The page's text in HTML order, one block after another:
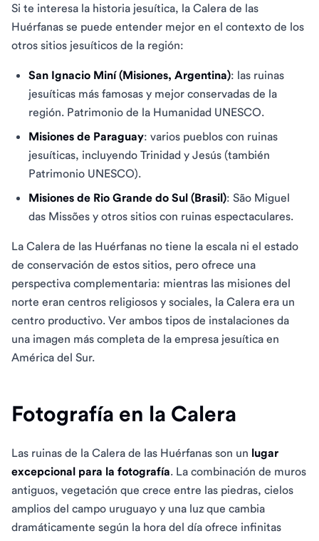
Si te interesa la historia jesuítica, la Calera de las
Huérfanas se puede entender mejor en el contexto de los
otros sitios jesuíticos de la región:
San Ignacio Miní (Misiones, Argentina): las ruinas
jesuíticas más famosas y mejor conservadas de la
región. Patrimonio de la Humanidad UNESCO.
Misiones de Paraguay: varios pueblos con ruinas
jesuíticas, incluyendo Trinidad y Jesús (también
Patrimonio UNESCO).
Misiones de Rio Grande do Sul (Brasil): São Miguel
das Missões y otros sitios con ruinas espectaculares.
La Calera de las Huérfanas no tiene la escala ni el estado
de conservación de estos sitios, pero ofrece una
perspectiva complementaria: mientras las misiones del
norte eran centros religiosos y sociales, la Calera era un
centro productivo. Ver ambos tipos de instalaciones da
una imagen más completa de la empresa jesuítica en
América del Sur.
Fotografía en la Calera
Las ruinas de la Calera de las Huérfanas son un lugar
excepcional para la fotografía. La combinación de muros
antiguos, vegetación que crece entre las piedras, cielos
amplios del campo uruguayo y una luz que cambia
dramáticamente según la hora del día ofrece infinitas